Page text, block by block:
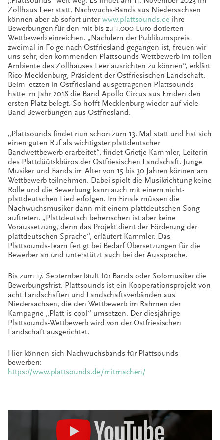
Zollhaus Leer statt. Nachwuchs-Bands aus Niedersachsen
können aber ab sofort unterwww.plattsounds.de ihre
Bewerbungen für den mit bis zu 1.000 Euro dotierten
Wettbewerb einreichen. „Nachdem der Publikumspreis
zweimal in Folge nach Ostfriesland gegangen ist, freuen wir
uns sehr, den kommenden Plattsounds-Wettbewerb im tollen
Ambiente des Zollhauses Leer ausrichten zu können“, erklärt
Rico Mecklenburg, Präsident der Ostfriesischen Landschaft.
Beim letzten in Ostfriesland ausgetragenen Plattsounds
hatte im Jahr 2018 die Band Apollo Circus aus Emden den
ersten Platz belegt. So hofft Mecklenburg wieder auf viele
Band-Bewerbungen aus Ostfriesland.
„Plattsounds findet nun schon zum 13. Mal statt und hat sich
einen guten Ruf als wichtigster plattdeutscher
Bandwettbewerb erarbeitet“, findet Grietje Kammler, Leiterin
des Plattdüütskbüros der Ostfriesischen Landschaft. Junge
Musiker und Bands im Alter von 15 bis 30 Jahren können am
Wettbewerb teilnehmen. Dabei spielt die Musikrichtung keine
Rolle und die Bewerbung kann auch mit einem nicht-
plattdeutschen Lied erfolgen. Im Finale müssen die
Nachwuchsmusiker dann mit einem plattdeutschen Song
auftreten. „Plattdeutsch beherrschen ist aber keine
Voraussetzung, denn das Projekt dient der Förderung der
plattdeutschen Sprache“, erläutert Kammler. Das
Plattsounds-Team fertigt bei Bedarf Übersetzungen für die
Bewerber an und unterstützt auch bei der Aussprache.
Bis zum 17. September läuft für Bands oder Solomusiker die
Bewerbungsfrist. Plattsounds ist ein Kooperationsprojekt von
acht Landschaften und Landschaftsverbänden aus
Niedersachsen, die den Wettbewerb im Rahmen der
Kampagne „Platt is cool“ umsetzen. Der diesjährige
Plattsounds-Wettbewerb wird von der Ostfriesischen
Landschaft ausgerichtet.
Hier können sich Nachwuchsbands für Plattsounds
bewerben:
https://www.plattsounds.de/mitmachen/